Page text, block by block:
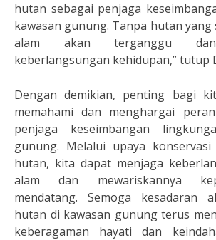
hutan sebagai penjaga
kawasan gunung. Tanpa hutan yang
alam akan terganggu dan
keberlangsungan kehidupan,” tutup
Dengan demikian, penting bagi
memahami dan menghargai
penjaga keseimbangan
gunung. Melalui upaya
hutan, kita dapat menjaga
alam dan mewariskannya
mendatang. Semoga kesadaran
hutan di kawasan gunung terus
keberagaman hayati dan